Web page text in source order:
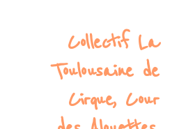
Collectif La
Toulousaine de
Cirque, Cour